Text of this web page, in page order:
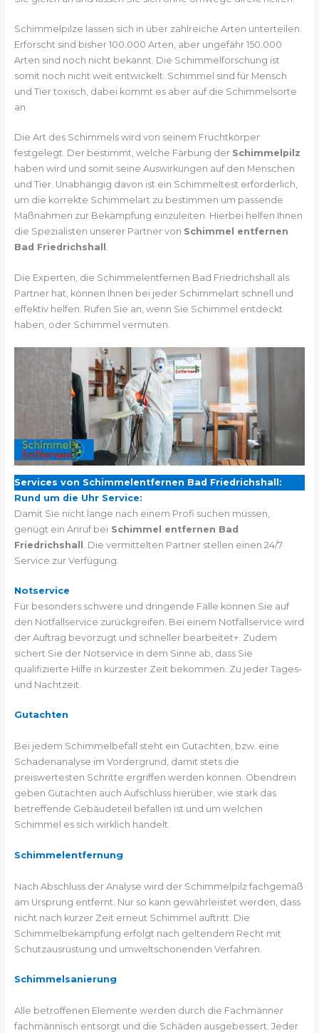
Schimmelpilze lassen sich in über zahlreiche Arten unterteilen.
Erforscht sind bisher 100.000 Arten, aber ungefähr 150.000
Arten sind noch nicht bekannt. Die Schimmelforschung ist
somit noch nicht weit entwickelt. Schimmel sind für Mensch
und Tier toxisch, dabei kommt es aber auf die Schimmelsorte
an.
Die Art des Schimmels wird von seinem Fruchtkörper
festgelegt. Der bestimmt, welche Färbung der Schimmelpilz
haben wird und somit seine Auswirkungen auf den Menschen
und Tier. Unabhängig davon ist ein Schimmeltest erforderlich,
um die korrekte Schimmelart zu bestimmen um passende
Maßnahmen zur Bekämpfung einzuleiten. Hierbei helfen Ihnen
die Spezialisten unserer Partner von Schimmel entfernen
Bad Friedrichshall .
Die Experten, die Schimmelentfernen Bad Friedrichshall als
Partner hat, können Ihnen bei jeder Schimmelart schnell und
effektiv helfen. Rufen Sie an, wenn Sie Schimmel entdeckt
haben, oder Schimmel vermuten.
Services von Schimmelentfernen Bad Friedrichshall:
Rund um die Uhr Service:
Damit Sie nicht lange nach einem Profi suchen müssen,
genügt ein Anruf bei Schimmel entfernen Bad
Friedrichshall . Die vermittelten Partner stellen einen 24/7
Service zur Verfügung.
Notservice
Für besonders schwere und dringende Fälle können Sie auf
den Notfallservice zurückgreifen. Bei einem Notfallservice wird
der Auftrag bevorzugt und schneller bearbeitet+. Zudem
sichert Sie der Notservice in dem Sinne ab, dass Sie
qualifizierte Hilfe in kürzester Zeit bekommen. Zu jeder Tages-
und Nachtzeit.
Gutachten
Bei jedem Schimmelbefall steht ein Gutachten, bzw. eine
Schadenanalyse im Vordergrund, damit stets die
preiswertesten Schritte ergriffen werden können. Obendrein
geben Gutachten auch Aufschluss hierüber, wie stark das
betreffende Gebäudeteil befallen ist und um welchen
Schimmel es sich wirklich handelt.
Schimmelentfernung
Nach Abschluss der Analyse wird der Schimmelpilz fachgemäß
am Ursprung entfernt. Nur so kann gewährleistet werden, dass
nicht nach kurzer Zeit erneut Schimmel auftritt. Die
Schimmelbekämpfung erfolgt nach geltendem Recht mit
Schutzausrüstung und umweltschonenden Verfahren.
Schimmelsanierung
Alle betroffenen Elemente werden durch die Fachmänner
fachmännisch entsorgt und die Schäden ausgebessert. Jeder